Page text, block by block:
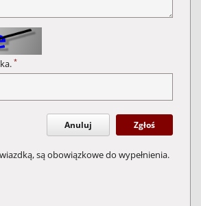
*
Anuluj Zgłoś
są obowiązkowe do wypełnienia.